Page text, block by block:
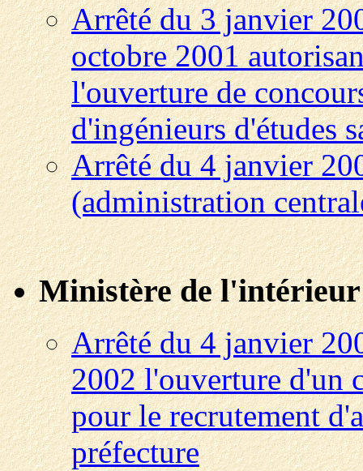
Arrêté du 3 janvier
octobre 2001
l'ouverture de
d'ingénieurs d'études
Arrêté du 4 janvier
(administration
Ministère de l'intérieur
Arrêté du 4 janvier
2002 l'ouverture d'un
pour le recrutement
préfecture